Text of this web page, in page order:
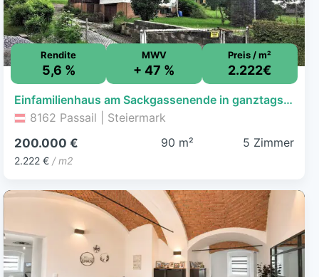
Rendite
5,6 %
MWV
+ 47 %
Preis / m²
2.222€
Einfamilienhaus am Sackgassenende in ganztags sonniger Aussichtslage
8162 Passail | Steiermark
200.000 €
2.222 € / m2
90 m² 5 Zimmer